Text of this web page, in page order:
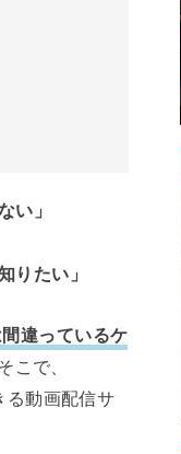
い」
りたい」
違っているケ
こで、
る動画配信サ